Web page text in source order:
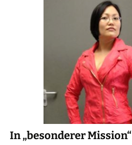
In „besonderer Mission“